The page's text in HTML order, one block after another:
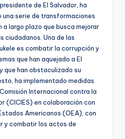
de El Salvador, ha
serie de transformaciones
a largo plazo que busca mejorar
ciudadanos. Una de las
es combatir la corrupción y
que han aquejado a El
que han obstaculizado su
ha implementado medidas
Internacional contra la
(CICIES) en colaboración con
Americanos (OEA), con
y combatir los actos de